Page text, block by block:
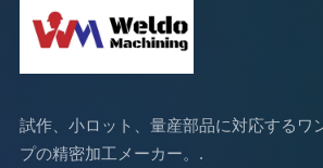
試作、小ロット、量産部品に対応するワ
プの精密加工メーカー。.